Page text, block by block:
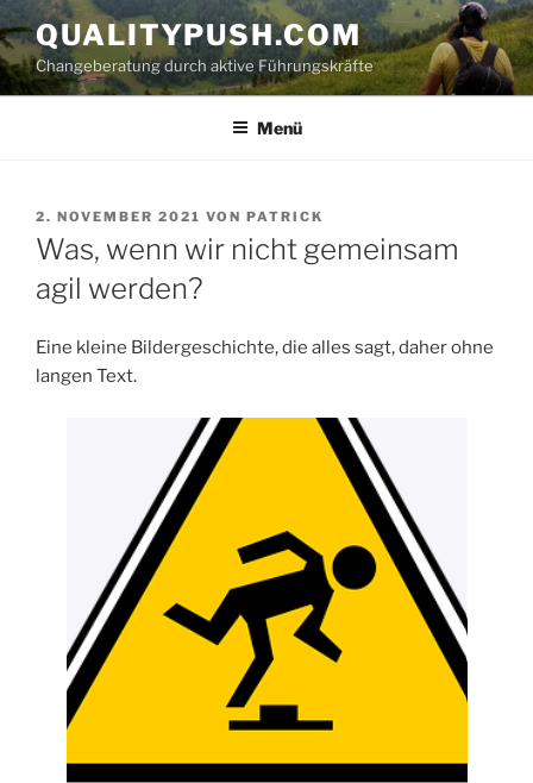
Zum
Inhalt
springen
QUALITYPUSH.COM
Changeberatung durch aktive Führungskräfte
Menü
VERÖFFENTLICHT
AM
2. NOVEMBER 2021 VON PATRICK
Was, wenn wir nicht gemeinsam
agil werden?
Eine kleine Bildergeschichte, die alles sagt, daher ohne
langen Text.